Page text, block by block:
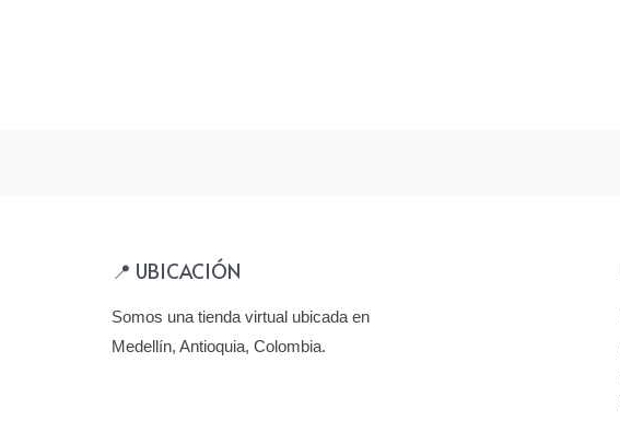
📍 UBICACIÓN
Somos una tienda virtual ubicada en
Medellín, Antioquia, Colombia.